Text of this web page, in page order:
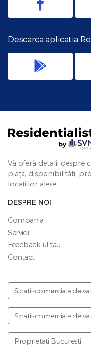
Descarca aplicatia
Vă oferă detalii despre
piață, disponibilități,
locațiilor alese.
DESPRE NOI
Compania
Servicii
Feedback-ul tau
Contact
Spatii-comerciale de
Spatii-comerciale de
Proprietati Bucuresti